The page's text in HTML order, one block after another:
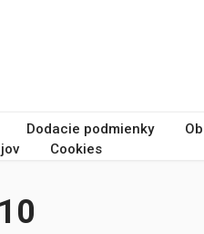
Dodacie podmienky
Cookies